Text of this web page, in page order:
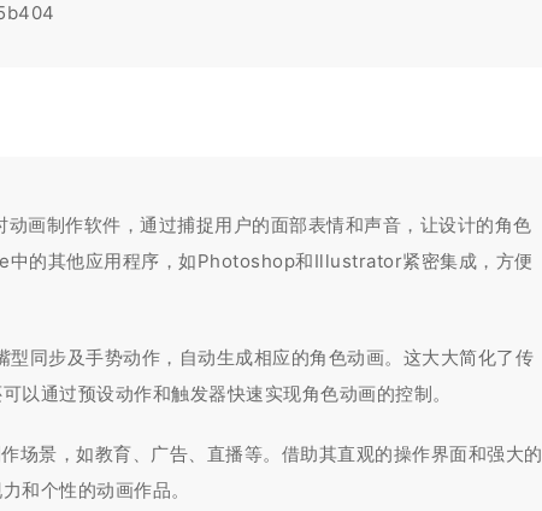
画制作软件，通过捕捉用户的面部表情和声音，让设计的角色
的其他应用程序，如Photoshop和Illustrator紧密集成，方便
同步及手势动作，自动生成相应的角色动画。这大大简化了传
以通过预设动作和触发器快速实现角色动画的控制。
景，如教育、广告、直播等。借助其直观的操作界面和强大的
和个性的动画作品。